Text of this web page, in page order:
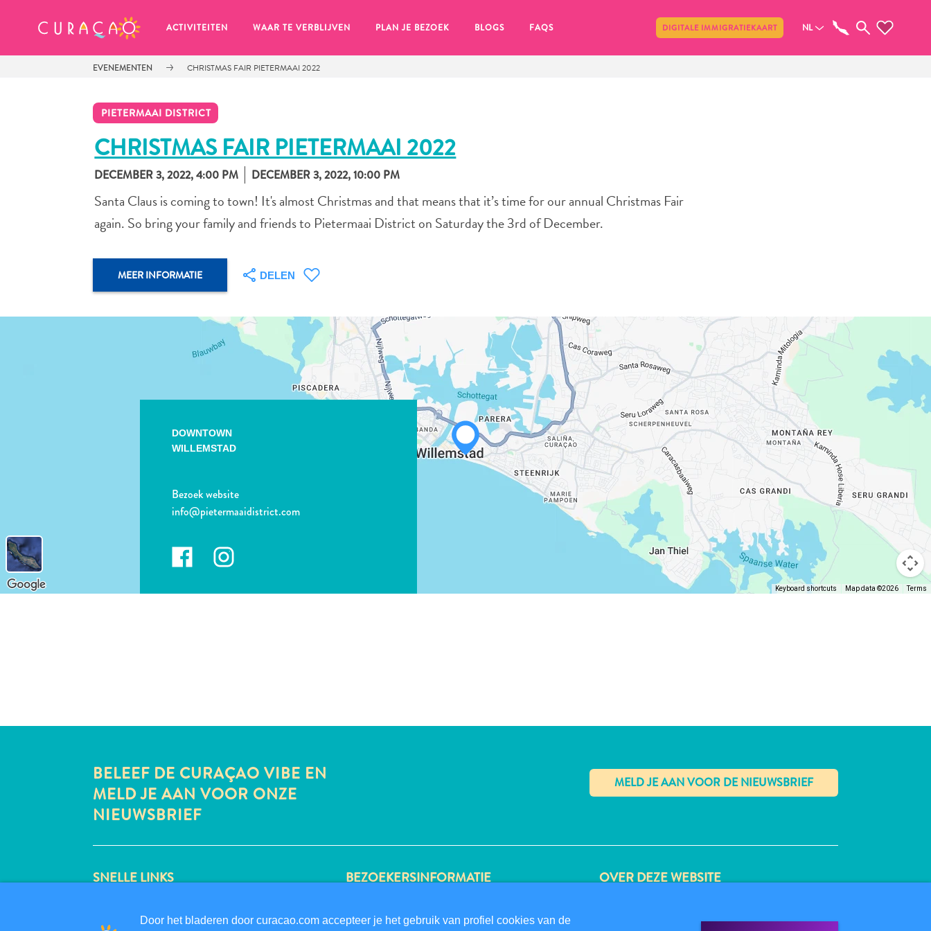
ACTIVITEITEN WAAR TE VERBLIJVEN PLAN JE BEZOEK BLOGS FAQS DIGITALE IMMIGRATIEKAART NL
EVENEMENTEN CHRISTMAS FAIR PIETERMAAI 2022
PIETERMAAI DISTRICT
CHRISTMAS FAIR PIETERMAAI 2022
DECEMBER 3, 2022, 4:00 PM DECEMBER 3, 2022, 10:00 PM
Santa Claus is coming to town! It's almost Christmas and that means that it’s time for our annual Christmas Fair
again. So bring your family and friends to Pietermaai District on Saturday the 3rd of December.
MEER INFORMATIE DELEN
WHATSAPP
DOWNTOWN
WILLEMSTAD
Bezoek website
info@pietermaaidistrict.com
Keyboard shortcuts Map data ©2026 Terms
BELEEF DE CURAÇAO VIBE EN
MELD JE AAN VOOR ONZE
NIEUWSBRIEF
✕
SNELLE LINKS
REISPROFESSIONALS
BEZOEKERSINFORMATIE
FAQS
OVER DEZE WEBSITE
Door het bladeren door curacao.com accepteer je het gebruik van profiel cookies van de
MIJN FAVORIETEN Delen
Zo te zien heb je nog geen
Wanneer je iets op wil slaan om later nog eens te bekijken, klik op het